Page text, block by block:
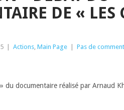
DE « LES
Actions, Main Page Pas de
du documentaire réalisé par Arnaud